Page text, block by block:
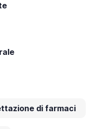
di farmaci